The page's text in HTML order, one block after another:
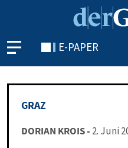
E-PAPER
GRAZ
DO­RI­AN KROIS - 2. Juni